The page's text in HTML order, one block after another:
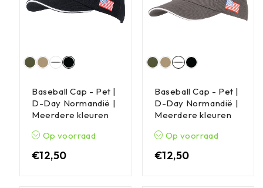
Baseball Cap - Pet |
D-Day Normandië |
Meerdere kleuren
Op voorraad
€12,50
Baseball Cap - Pet |
D-Day Normandië |
Meerdere kleuren
Op voorraad
€12,50